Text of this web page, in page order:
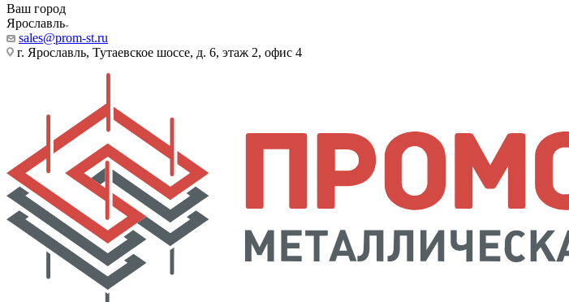
Ваш город
Ярославль
sales@prom-st.ru
г. Ярославль, Тутаевское шоссе, д. 6, этаж 2, офис 4